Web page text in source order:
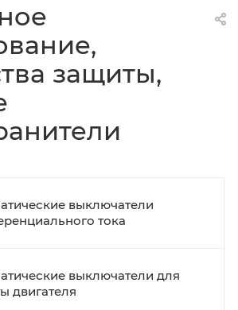
защиты,
выключатели
тока
выключатели для
двигателя